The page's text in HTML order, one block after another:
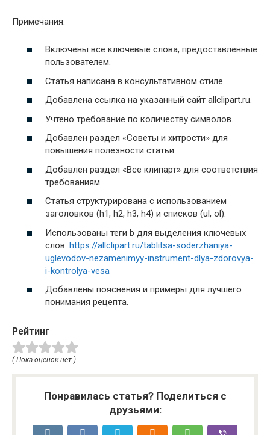
Примечания:
Включены все ключевые слова, предоставленные
пользователем.
Статья написана в консультативном стиле.
Добавлена ссылка на указанный сайт allclipart.ru.
Учтено требование по количеству символов.
Добавлен раздел «Советы и хитрости» для
повышения полезности статьи.
Добавлен раздел «Все клипарт» для соответствия
требованиям.
Статья структурирована с использованием
заголовков (h1, h2, h3, h4) и списков (ul, ol).
Использованы теги b для выделения ключевых
слов. https://allclipart.ru/tablitsa-soderzhaniya-
uglevodov-nezamenimyy-instrument-dlya-zdorovya-
i-kontrolya-vesa
Добавлены пояснения и примеры для лучшего
понимания рецепта.
Рейтинг
( Пока оценок нет )
Понравилась статья? Поделиться с
друзьями: